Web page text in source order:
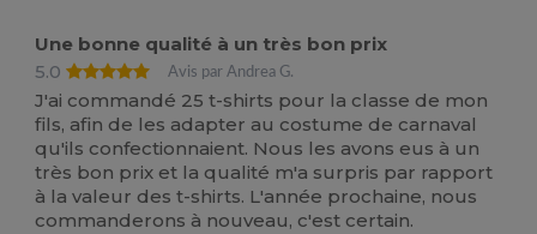
Une bonne qualité à un très bon prix
5.0
Avis par Andrea G.
J'ai commandé 25 t-shirts pour la classe de mon
fils, afin de les adapter au costume de carnaval
qu'ils confectionnaient. Nous les avons eus à un
très bon prix et la qualité m'a surpris par rapport
à la valeur des t-shirts. L'année prochaine, nous
commanderons à nouveau, c'est certain.